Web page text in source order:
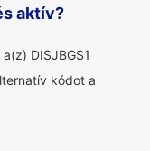
aktív?
DISJBGS1
kódot a